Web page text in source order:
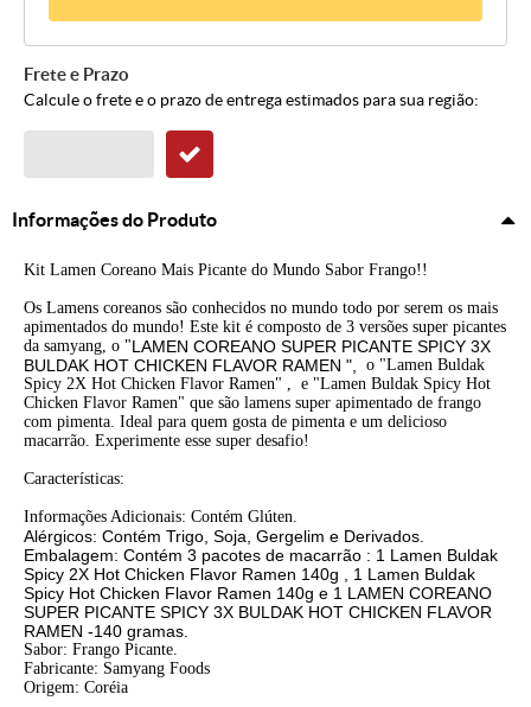
Frete e Prazo
Calcule o frete e o prazo de entrega estimados para sua região:
Informações do Produto
Kit Lamen Coreano Mais Picante do Mundo Sabor Frango!!
Os Lamens coreanos são conhecidos no mundo todo por serem os mais
apimentados do mundo! Este kit é composto de 3 versões super picantes
da samyang, o "LAMEN COREANO SUPER PICANTE SPICY 3X
BULDAK HOT CHICKEN FLAVOR RAMEN ",
o "Lamen Buldak
Spicy 2X Hot Chicken Flavor Ramen" , e "Lamen Buldak Spicy Hot
Chicken Flavor Ramen" que são lamens super apimentado de frango
com pimenta. Ideal para quem gosta de pimenta e um delicioso
macarrão. Experimente esse super desafio!
Características:
Informações Adicionais: Contém Glúten.
Alérgicos: Contém Trigo, Soja, Gergelim e Derivados.
Embalagem: Contém 3 pacotes de macarrão : 1 Lamen Buldak
Spicy 2X Hot Chicken Flavor Ramen 140g , 1 Lamen Buldak
Spicy Hot Chicken Flavor Ramen 140g e 1 LAMEN COREANO
SUPER PICANTE SPICY 3X BULDAK HOT CHICKEN FLAVOR
RAMEN -140 gramas.
Sabor: Frango Picante.
Fabricante: Samyang Foods
Origem: Coréia